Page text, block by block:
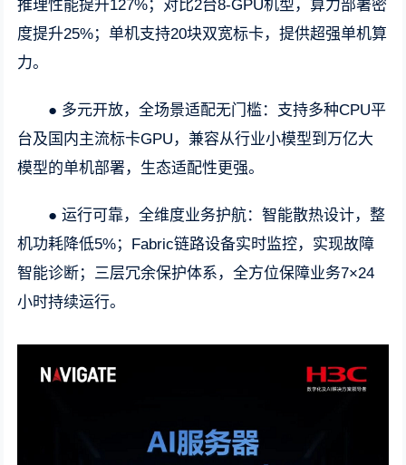
推理性能提升127%；对比2台8-GPU机型，算力部署密
度提升25%；单机支持20块双宽标卡，提供超强单机算
力。
● 多元开放，全场景适配无门槛：支持多种CPU平
台及国内主流标卡GPU，兼容从行业小模型到万亿大
模型的单机部署，生态适配性更强。
● 运行可靠，全维度业务护航：智能散热设计，整
机功耗降低5%；Fabric链路设备实时监控，实现故障
智能诊断；三层冗余保护体系，全方位保障业务7×24
小时持续运行。